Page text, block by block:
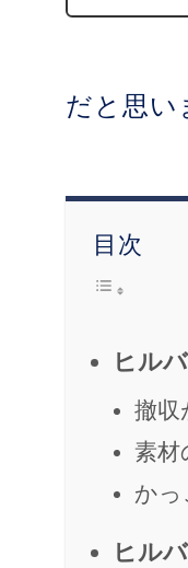
だと思い
目次
ヒル
撤収
素材
かっ
ヒル